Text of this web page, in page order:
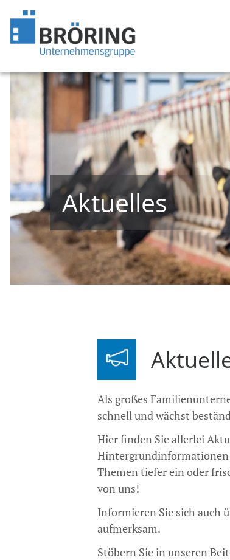
Als großes
schnell und wächst
Hier finden Sie allerlei
Hintergrundinformationen
Themen tiefer ein oder
von uns!
Informieren Sie sich auch
aufmerksam.
Stöbern Sie in unseren